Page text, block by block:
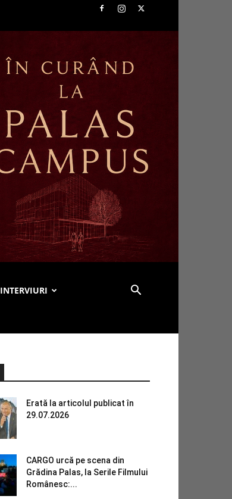
INTERVIURI
Erată la articolul publicat în
29.07.2026
CARGO urcă pe scena din
Grădina Palas, la Serile Filmului
Românesc:...